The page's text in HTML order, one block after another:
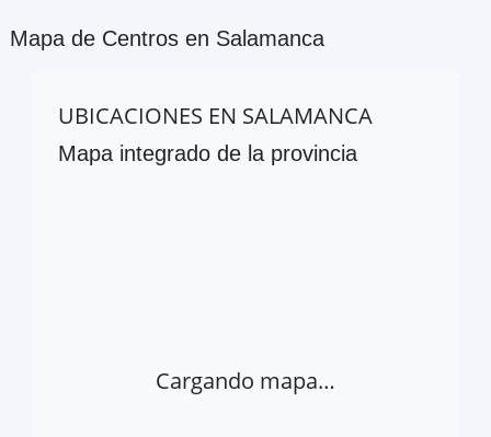
Mapa de Centros en Salamanca
UBICACIONES EN SALAMANCA
Mapa integrado de la provincia
Cargando mapa…